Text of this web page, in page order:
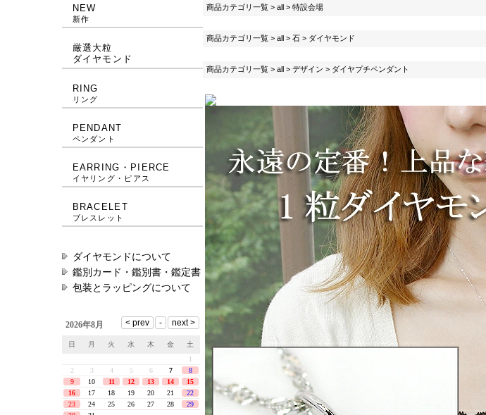
NEW
新作
厳選大粒
ダイヤモンド
RING
リング
PENDANT
ペンダント
EARRING・PIERCE
イヤリング・ピアス
BRACELET
ブレスレット
ダイヤモンドについて
鑑別カード・鑑別書・鑑定書
包装とラッピングについて
商品カテゴリ一覧> all> 特設会場
商品カテゴリ一覧> all> 石> ダイヤモンド
商品カテゴリ一覧> all> デザイン > ダイヤプチペンダント